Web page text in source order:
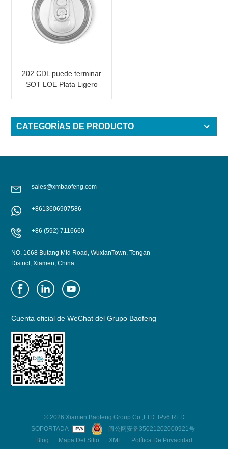
202 CDL puede terminar
SOT LOE Plata Ligero
CATEGORÍAS DE PRODUCTO
sales@xmbaofeng.com
+8613606907586
+86 (592) 7116660
NO. 1668 Butang Mid Road, WuxianTown, Tongan
District, Xiamen, China
Cuenta oficial de WeChat del Grupo Baofeng
© 2026 Xiamen Baofeng Group Co.,LTD. IPv6 RED
SOPORTADA
闽公网安备35021202000921号
Blog
Mapa Del Sitio XML Política De Privacidad